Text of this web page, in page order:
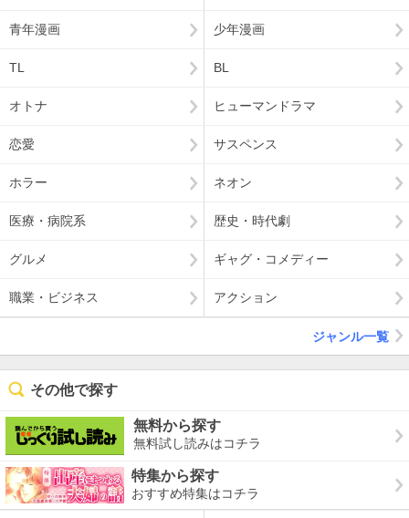
青年漫画 少年漫画
TL BL
オトナ ヒューマンドラマ
恋愛 サスペンス
ホラー ネオン
医療・病院系 歴史・時代劇
グルメ ギャグ・コメディー
職業・ビジネス アクション
ジャンル一覧
その他で探す
無料から探す
無料試し読みはコチラ
特集から探す
おすすめ特集はコチラ